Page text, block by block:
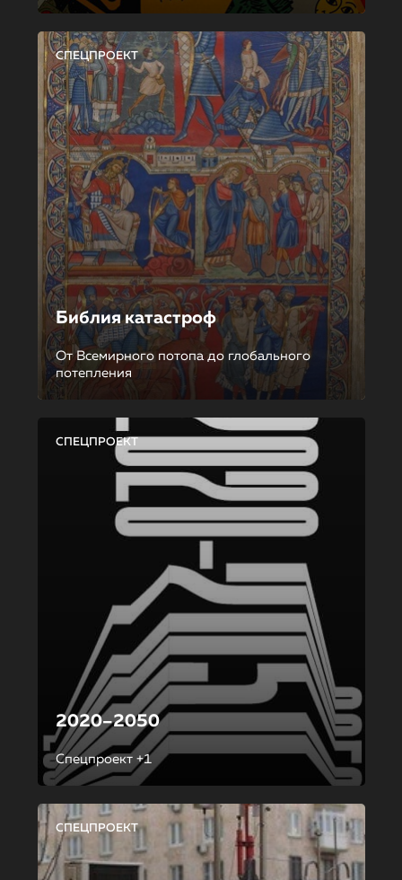
СПЕЦПРОЕКТ
Библия катастроф
От Всемирного потопа до глобального
потепления
СПЕЦПРОЕКТ
2020–2050
Спецпроект +1
СПЕЦПРОЕКТ